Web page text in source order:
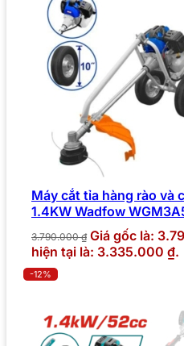
Máy cắt tỉa hàng rào và
1.4KW Wadfow
3.790.000₫ Giá gốc là:
hiện tại là: 3.335.000 ₫.
-12%